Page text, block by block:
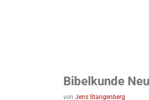
Bibelkunde
von Jens Stangenberg